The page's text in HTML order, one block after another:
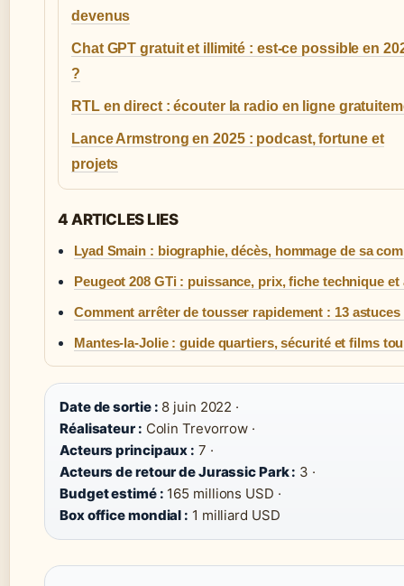
devenus
Chat GPT gratuit et illimité : est-ce possible en
?
RTL en direct : écouter la radio en ligne
Lance Armstrong en 2025 : podcast, fortune et
projets
4 ARTICLES LIES
Lyad Smain : biographie, décès, hommage de sa
Peugeot 208 GTi : puissance, prix, fiche technique et
Comment arrêter de tousser rapidement : 13
Mantes-la-Jolie : guide quartiers, sécurité et films
Date de sortie : 8 juin 2022 ·
Réalisateur : Colin Trevorrow ·
Acteurs principaux : 7 ·
Acteurs de retour de Jurassic Park : 3 ·
Budget estimé : 165 millions USD ·
Box office mondial : 1 milliard USD